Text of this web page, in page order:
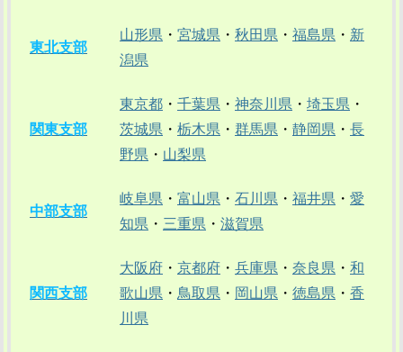
東北支部
山形県 ・ 宮城県 ・ 秋田県 ・ 福島県 ・ 新
潟県
関東支部
東京都 ・ 千葉県 ・ 神奈川県 ・ 埼玉県 ・
茨城県 ・ 栃木県 ・ 群馬県 ・ 静岡県 ・ 長
野県 ・ 山梨県
中部支部
岐阜県 ・ 富山県 ・ 石川県 ・ 福井県 ・ 愛
知県 ・ 三重県 ・ 滋賀県
関西支部
大阪府 ・ 京都府 ・ 兵庫県 ・ 奈良県 ・ 和
歌山県 ・ 鳥取県 ・ 岡山県 ・ 徳島県 ・ 香
川県